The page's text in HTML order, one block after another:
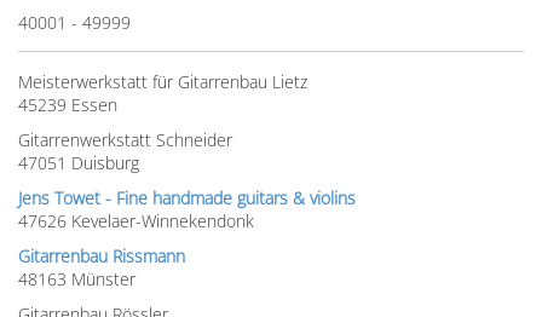
40001 - 49999
Meisterwerkstatt für Gitarrenbau Lietz
45239 Essen
Gitarrenwerkstatt Schneider
47051 Duisburg
Jens Towet - Fine handmade guitars & violins
47626 Kevelaer-Winnekendonk
Gitarrenbau Rissmann
48163 Münster